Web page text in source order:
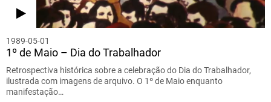
1989-05-01
1º de Maio – Dia do Trabalhador
Retrospectiva histórica sobre a celebração do Dia do Trabalhador,
ilustrada com imagens de arquivo. O 1º de Maio enquanto
manifestação…